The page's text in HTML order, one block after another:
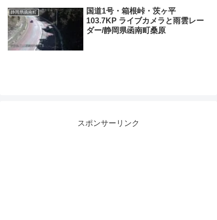
静岡県函南町
国道1号・箱根峠・茨ヶ平
103.7KP ライブカメラと雨雲レー
ダー/静岡県函南町桑原
スポンサーリンク